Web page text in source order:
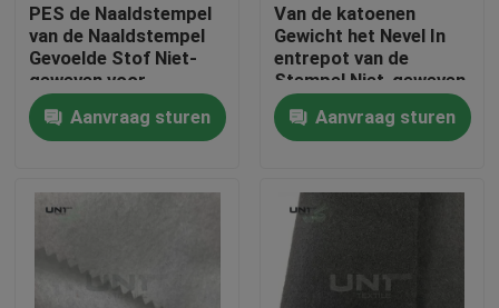
Over ons
PES de Naaldstempel
van de Naaldstempel
Gevoelde Stof Niet-
geweven voor
Decoratie/Tapijt
Aanvraag sturen
Van de katoenen
Gewicht het Nevel In
entrepot van de
Stempel Niet-geweven
150cm Breedte
80gsm Wattennaald
Aanvraag sturen